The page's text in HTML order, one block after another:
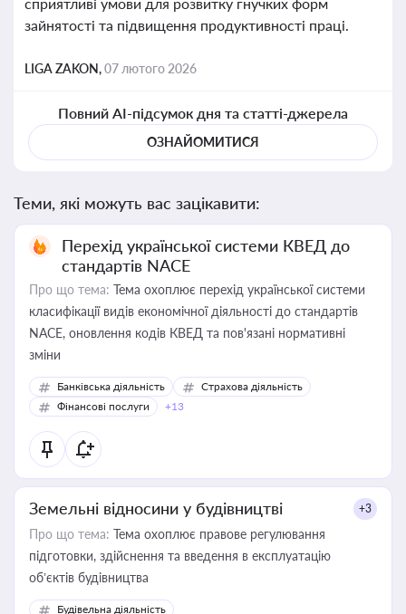
зайнятості та підвищення продуктивності праці.
LIGA ZAKON,07 лютого 2026
Повний AI-підсумок дня та статті-джерела
ОЗНАЙОМИТИСЯ
Теми, які можуть вас зацікавити:
Перехід української системи КВЕД до
стандартів NACE
Про що тема: Тема охоплює перехід української системи
класифікації видів економічної діяльності до стандартів
NACE, оновлення кодів КВЕД та пов'язані нормативні
зміни
Банківська діяльність
Страхова діяльність
Фінансові послуги
+13
Земельні відносини у будівництві +3
Про що тема: Тема охоплює правове регулювання
підготовки, здійснення та введення в експлуатацію
об’єктів будівництва
Будівельна діяльність